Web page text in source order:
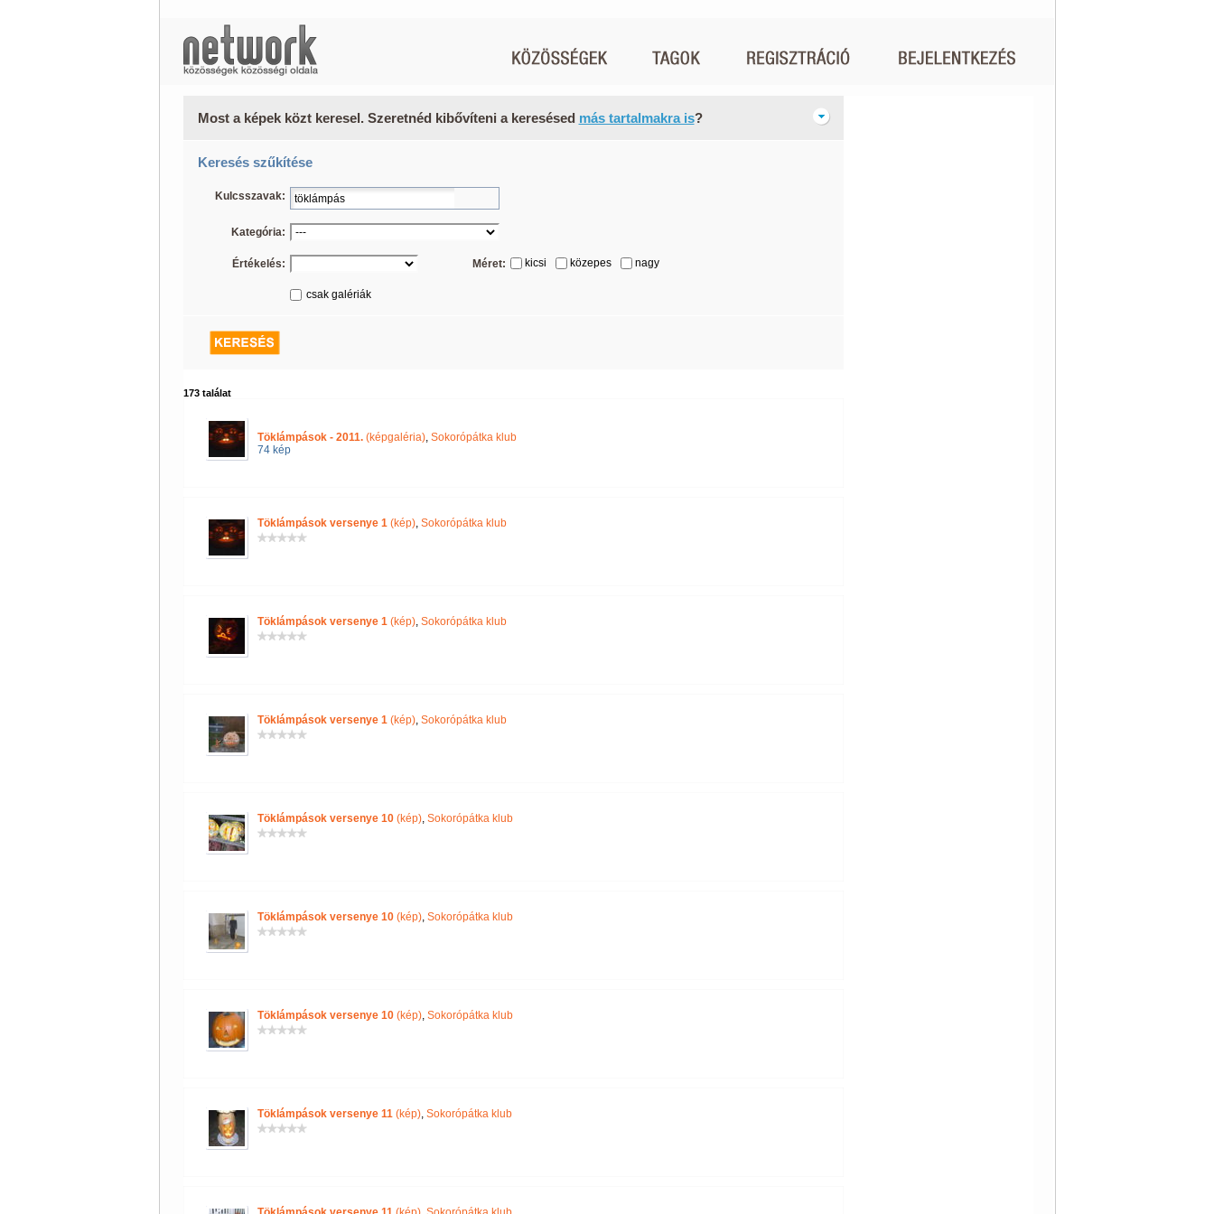
Most a képek közt keresel. Szeretnéd kibővíteni a keresésed más tartalmakra is?
Keresés szűkítése
Kulcsszavak:
Kategória:
Értékelés: Méret: kicsi közepes nagy
csak galériák
173 találat
Töklámpások - 2011.(képgaléria), Sokorópátka klub
74 kép
Töklámpások versenye 1(kép), Sokorópátka klub
Töklámpások versenye 1(kép), Sokorópátka klub
Töklámpások versenye 1(kép), Sokorópátka klub
Töklámpások versenye 10(kép), Sokorópátka klub
Töklámpások versenye 10(kép), Sokorópátka klub
Töklámpások versenye 10(kép), Sokorópátka klub
Töklámpások versenye 11(kép), Sokorópátka klub